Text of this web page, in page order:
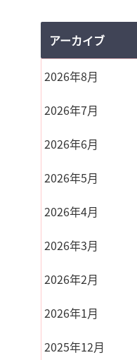
アーカイブ
2026年8月
2026年7月
2026年6月
2026年5月
2026年4月
2026年3月
2026年2月
2026年1月
2025年12月